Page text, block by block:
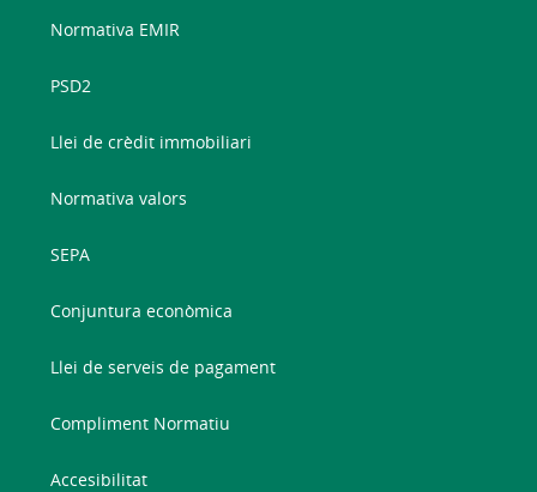
Normativa EMIR
PSD2
Llei de crèdit immobiliari
Normativa valors
SEPA
Conjuntura econòmica
Llei de serveis de pagament
Compliment Normatiu
Accesibilitat